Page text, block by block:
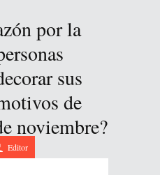
por la
sus
de
noviembre?
Editor